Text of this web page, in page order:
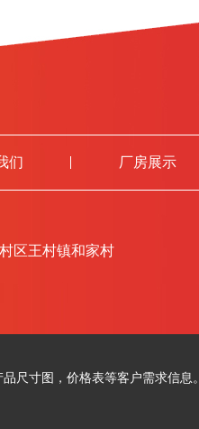
们 厂房展示
区王村镇和家村
尺寸图，价格表等客户需求信息。